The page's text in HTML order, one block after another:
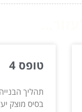
טופס 4
תהליך
בסיס מוצק